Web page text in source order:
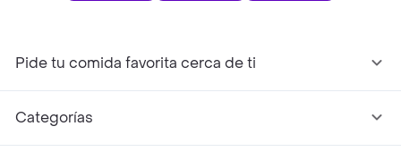
Pide tu comida favorita cerca de ti
Categorías